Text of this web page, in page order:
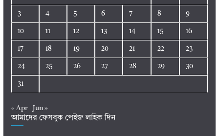
3 4 5 6 7 8 9
10 11 12 13 14 15 16
17 18 19 20 21 22 23
24 25 26 27 28 29 30
31
« Apr Jun »
আমাদের ফেসবুক পেইজ লাইক দিন